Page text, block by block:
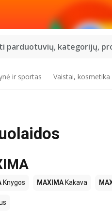
parduotuvių, kategorijų,
ir sportas Vaistai, kosmetika
Knygos MAXIMA Kakava